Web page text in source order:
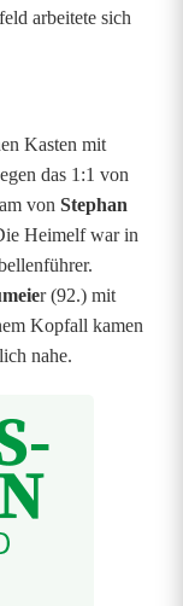
arbeitete sich
Kasten mit
das 1:1 von
von Stephan
Heimelf war in
r (92.) mit
Kopfall kamen
nahe.